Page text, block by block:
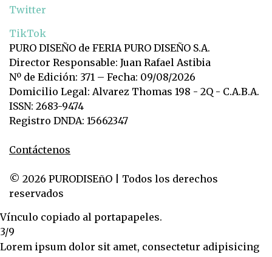
Twitter
TikTok
PURO DISEÑO de FERIA PURO DISEÑO S.A.
Director Responsable: Juan Rafael Astibia
Nº de Edición: 371 – Fecha: 09/08/2026
Domicilio Legal: Alvarez Thomas 198 - 2Q - C.A.B.A.
ISSN: 2683-9474
Registro DNDA: 15662347
Contáctenos
© 2026 PURODISEñO | Todos los derechos
reservados
Vínculo copiado al portapapeles.
3/9
Lorem ipsum dolor sit amet, consectetur adipisicing